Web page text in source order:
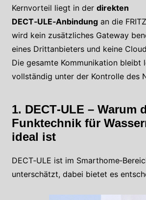
Kernvorteil liegt in der direkten
DECT‑ULE‑Anbindungan die
wird kein zusätzliches Gateway
eines Drittanbieters und keine
Die gesamte Kommunikation bleibt
vollständig unter der Kontrolle des
1. DECT‑ULE – Warum
Funktechnik für
ideal ist
DECT‑ULE ist im
unterschätzt, dabei bietet es